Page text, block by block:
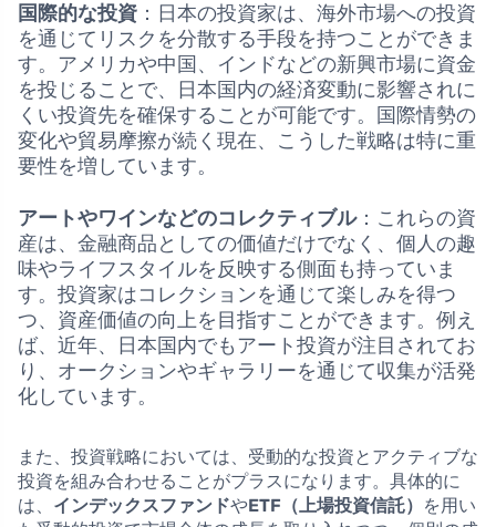
国際的な投資 ：日本の投資家は、海外市場への投資
を通じてリスクを分散する手段を持つことができま
す。アメリカや中国、インドなどの新興市場に資金
を投じることで、日本国内の経済変動に影響されに
くい投資先を確保することが可能です。国際情勢の
変化や貿易摩擦が続く現在、こうした戦略は特に重
要性を増しています。
アートやワインなどのコレクティブル：これらの資
産は、金融商品としての価値だけでなく、個人の趣
味やライフスタイルを反映する側面も持っていま
す。投資家はコレクションを通じて楽しみを得つ
つ、資産価値の向上を目指すことができます。例え
ば、近年、日本国内でもアート投資が注目されてお
り、オークションやギャラリーを通じて収集が活発
化しています。
また、投資戦略においては、受動的な投資とアクティブな
投資を組み合わせることがプラスになります。具体的に
は、 インデックスファンドやETF（上場投資信託） を用い